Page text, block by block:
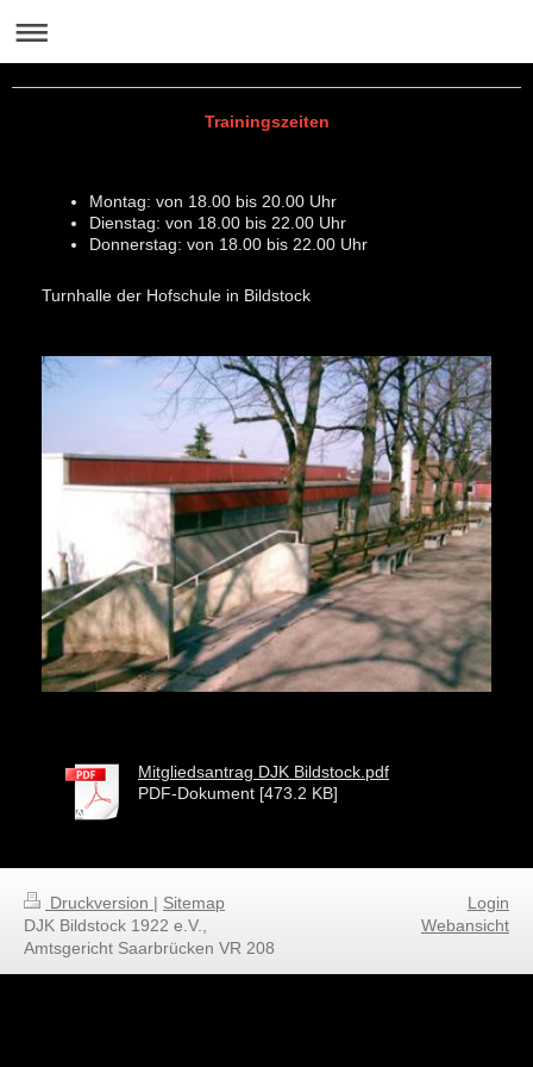
Trainingszeiten
Montag: von 18.00 bis 20.00 Uhr
Dienstag: von 18.00 bis 22.00 Uhr
Donnerstag: von 18.00 bis 22.00 Uhr
Turnhalle der Hofschule in Bildstock
Mitgliedsantrag DJK Bildstock.pdf
PDF-Dokument [473.2 KB]
Druckversion | Sitemap
DJK Bildstock 1922 e.V.,
Amtsgericht Saarbrücken VR 208
Login
Webansicht